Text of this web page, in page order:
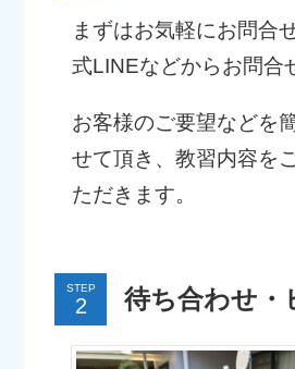
まずはお気軽にお問合
式LINEなどからお問合
お客様のご要望などを
せて頂き、教習内容を
ただきます。
STEP 待ち合わせ・